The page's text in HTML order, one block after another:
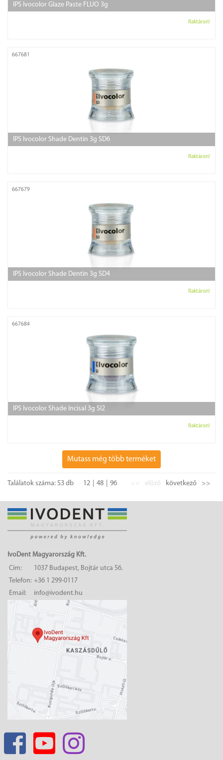
IPS Ivocolor Glaze Paste FLUO 3g
Raktáron!
667681
IPS Ivocolor Shade Dentin 3g SD6
Raktáron!
667679
IPS Ivocolor Shade Dentin 3g SD4
Raktáron!
667684
IPS Ivocolor Shade Incisal 3g SI2
Raktáron!
Mutass még több terméket
Találatok száma: 53 db 12 48 96 << előző következő >>
IvoDent Magyarország Kft.
Cím:
1037 Budapest, Bojtár utca 56.
Telefon: +36 1 299-0117
Email:
info@ivodent.hu